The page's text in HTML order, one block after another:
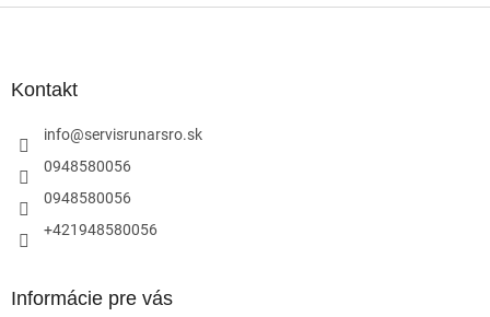
Kontakt
info@servisrunarsro.sk
0948580056
0948580056
+421948580056
Informácie pre vás